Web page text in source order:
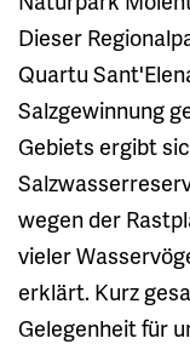
Dieser
Quartu
Salzgewinnung
Gebiets ergibt
wegen der
vieler
erklärt. Kurz
Gelegenheit für